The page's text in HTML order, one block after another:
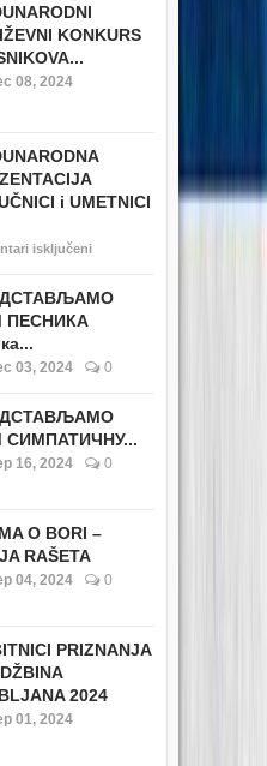
KONKURS
08, 2024
i UMETNICI
isključeni
ПЕСНИКА
03, 2024 0
СИМПАТИЧНУ...
16, 2024 0
O BORI –
RAŠETA
04, 2024 0
PRIZNANJA
2024
01, 2024